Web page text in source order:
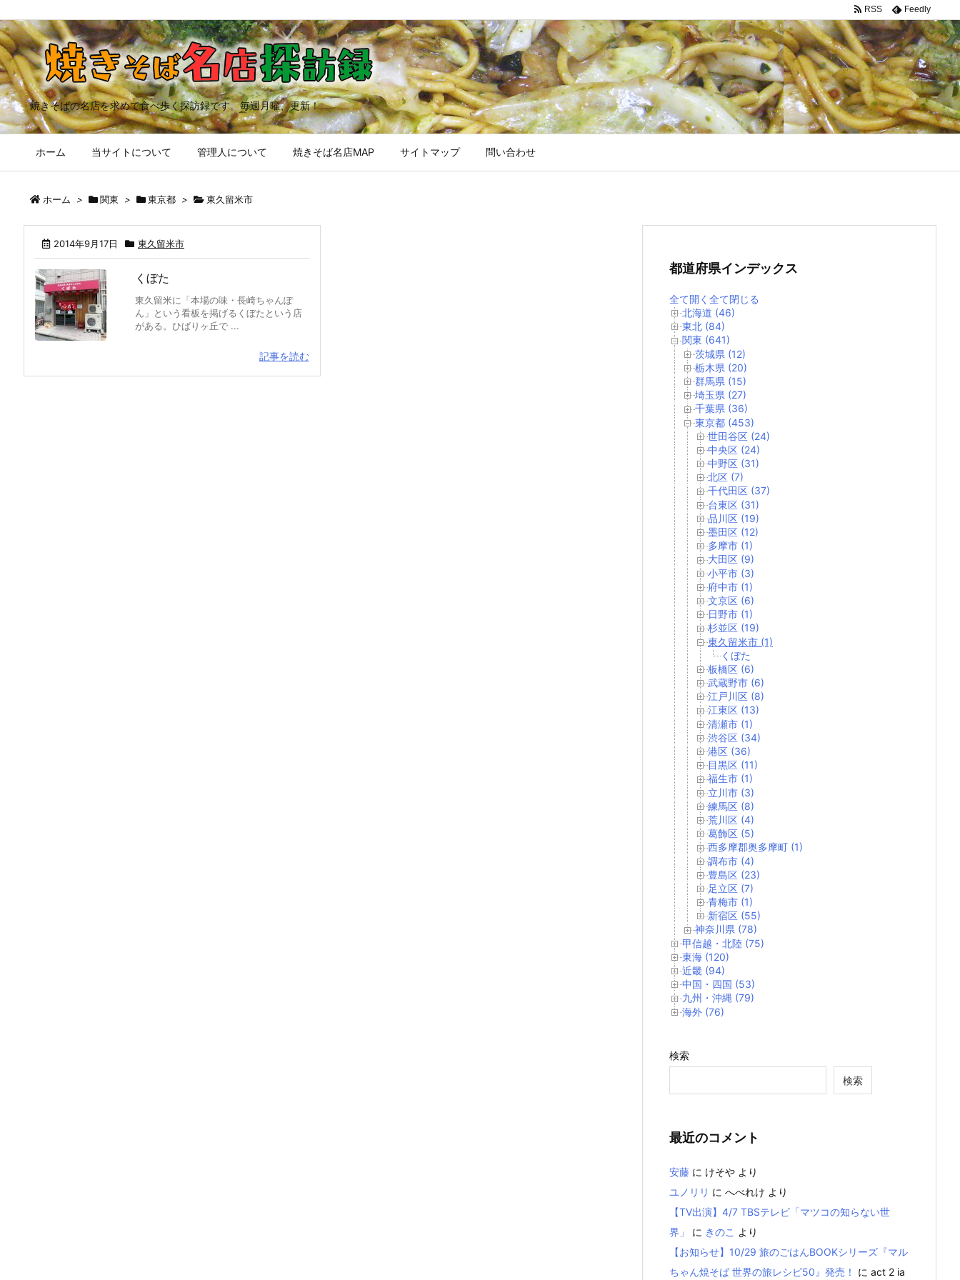
焼きそばの名店を求めて食べ歩く探訪録です。毎週月曜、更新！
ホーム 当サイトについて 管理人について 焼きそば名店MAP サイトマップ 問い合わせ
RSS Feedly
ホーム > 関東 > 東京都 > 東久留米市
2014年9月17日 東久留米市
くぼた
東久留米に「本場の味・長崎ちゃんぽ
ん」という看板を掲げるくぼたという店
がある。ひばりヶ丘で ...
記事を読む
都道府県インデックス
全て開く 全て閉じる
北海道 (46)
東北 (84)
関東 (641)
茨城県 (12)
栃木県 (20)
群馬県 (15)
埼玉県 (27)
千葉県 (36)
東京都 (453)
世田谷区 (24)
中央区 (24)
中野区 (31)
北区 (7)
千代田区 (37)
台東区 (31)
品川区 (19)
墨田区 (12)
多摩市 (1)
大田区 (9)
小平市 (3)
府中市 (1)
文京区 (6)
日野市 (1)
杉並区 (19)
東久留米市 (1)
くぼた
板橋区 (6)
武蔵野市 (6)
江戸川区 (8)
江東区 (13)
清瀬市 (1)
渋谷区 (34)
港区 (36)
目黒区 (11)
福生市 (1)
立川市 (3)
練馬区 (8)
荒川区 (4)
葛飾区 (5)
西多摩郡奥多摩町 (1)
調布市 (4)
豊島区 (23)
足立区 (7)
青梅市 (1)
新宿区 (55)
神奈川県 (78)
甲信越・北陸 (75)
東海 (120)
近畿 (94)
中国・四国 (53)
九州・沖縄 (79)
海外 (76)
検索
検索
最近のコメント
安藤 に けそや より
ユノリリ に へべれけ より
【TV出演】4/7 TBSテレビ「マツコの知らない世
界」
に きのこ より
【お知らせ】10/29 旅のごはんBOOKシリーズ『マル
ちゃん焼そば 世界の旅レシピ50』発売！
に act 2 ia